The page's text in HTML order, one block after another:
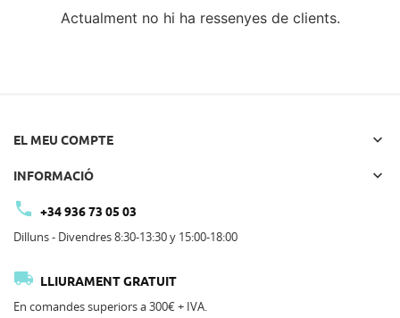
Actualment no hi ha ressenyes de clients.
EL MEU COMPTE 
INFORMACIÓ 
 +34 936 73 05 03
Dilluns - Divendres 8:30-13:30 y 15:00-18:00
 LLIURAMENT GRATUIT
En comandes superiors a 300€ + IVA.